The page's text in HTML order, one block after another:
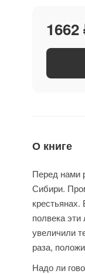
1662
О книге
Перед нами
Сибири.
крестьянах.
полвека
увеличили
раза,
Надо ли